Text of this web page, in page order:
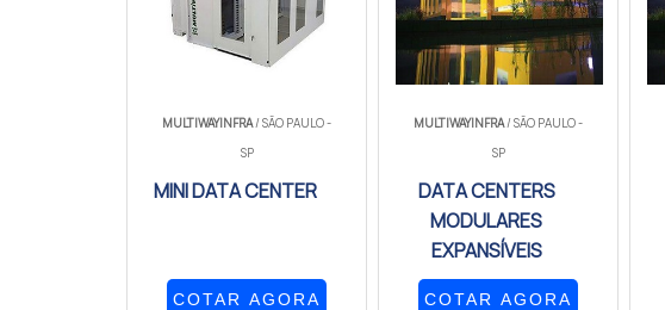
MULTIWAYINFRA/ SÃO PAULO -
SP
MINI DATA CENTER
COTAR AGORA
MULTIWAYINFRA/ SÃO PAULO -
SP
DATA CENTERS
MODULARES
EXPANSÍVEIS
COTAR AGORA